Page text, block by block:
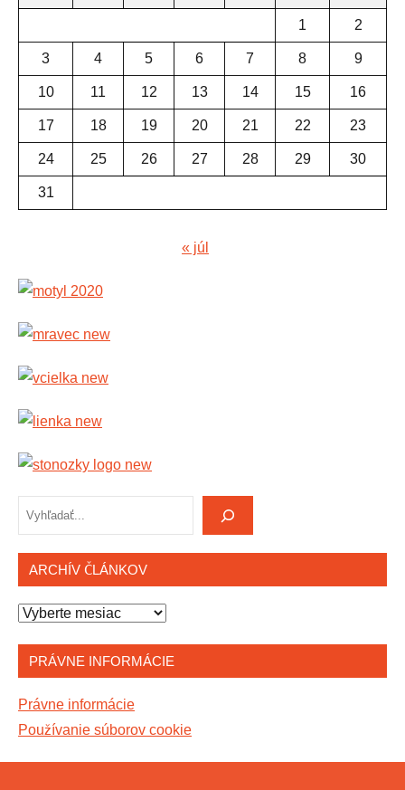
1 2
3 4 5 6 7 8 9
10 11 12 13 14 15 16
17 18 19 20 21 22 23
24 25 26 27 28 29 30
31
« júl
Hľadať
ARCHÍV ČLÁNKOV
Archív
PRÁVNE INFORMÁCIE
Právne informácie
Používanie súborov cookie